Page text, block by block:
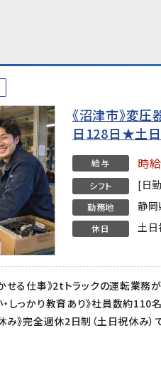
《沼津市》変
日128日★土日
給与 時
シフト [日
勤務地 静岡
休日 土日